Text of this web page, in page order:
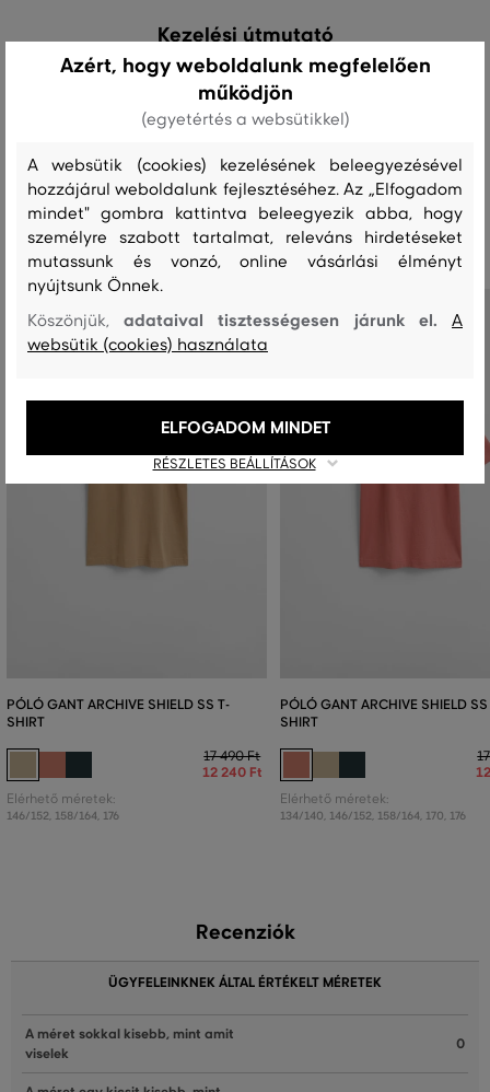
Kezelési útmutató
SZÁRÍTÁS
Ajánlott termékek
PÓLÓ GANT ARCHIVE SHIELD SS T-
SHIRT
17 490 Ft
12 240 Ft
Elérhető méretek:
146/152, 158/164, 176
PÓLÓ GANT ARCHIVE SHIELD
SHIRT
Elérhető méretek:
134/140, 146/152, 158/164, 170, 176
Recenziók
ÜGYFELEINKNEK ÁLTAL ÉRTÉKELT MÉRETEK
A méret sokkal kisebb, mint amit
viselek
0
Azért, hogy weboldalunk megfelelően
működjön
(egyetértés a websütikkel)
A websütik (cookies) kezelésének beleegyezésével
hozzájárul weboldalunk fejlesztéséhez. Az „Elfogadom
mindet" gombra kattintva beleegyezik abba, hogy
személyre szabott tartalmat, releváns hirdetéseket
mutassunk és vonzó, online vásárlási élményt
nyújtsunk Önnek.
Köszönjük,adataival tisztességesen járunk el.A
websütik (cookies) használata
RÉSZLETES BEÁLLÍTÁSOK
ELFOGADOM MINDET